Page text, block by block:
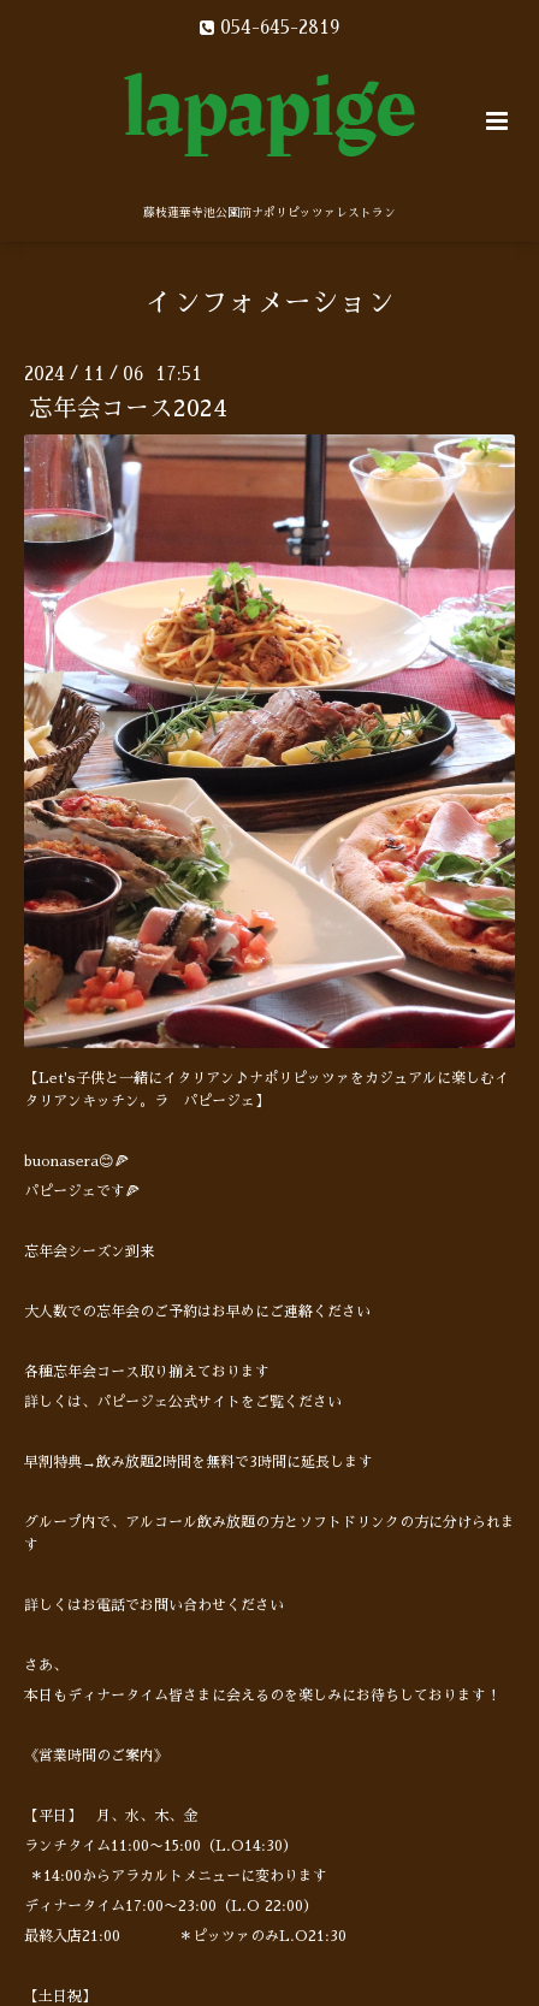
054-645-2819
藤枝蓮華寺池公園前ナポリピッツァレストラン
インフォメーション
2024 / 11 / 06 17:51
忘年会コース2024
【Let's子供と一緒にイタリアン♪ナポリピッツァをカジュアルに楽しむイ
タリアンキッチン。ラ パピージェ】
buonasera😊🍕
パピージェです🍕
忘年会シーズン到来
大人数での忘年会のご予約はお早めにご連絡ください
各種忘年会コース取り揃えております
詳しくは、パピージェ公式サイトをご覧ください
早割特典→飲み放題2時間を無料で3時間に延長します
グループ内で、アルコール飲み放題の方とソフトドリンクの方に分けられま
す
詳しくはお電話でお問い合わせください
さあ、
本日もディナータイム皆さまに会えるのを楽しみにお待ちしております！
《営業時間のご案内》
【平日】 月、水、木、金
ランチタイム11:00〜15:00（L.O14:30）
＊14:00からアラカルトメニューに変わります
ディナータイム17:00〜23:00（L.O 22:00）
最終入店21:00 ＊ピッツァのみL.O21:30
【土日祝】